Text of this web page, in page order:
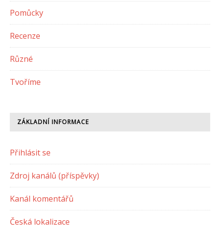
Pomůcky
Recenze
Různé
Tvoříme
ZÁKLADNÍ INFORMACE
Přihlásit se
Zdroj kanálů (příspěvky)
Kanál komentářů
Česká lokalizace